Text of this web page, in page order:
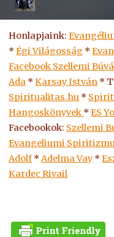
Honlapjaink:
*Égi Világosság *
Facebook Szellemi
Ada *Karsay István *
Spiritualitas.hu *
Hangoskönyvek *ES
Facebookok: Szellemi
Evangeliumi
Adolf *Adelma Vay *
Kardec Rivail